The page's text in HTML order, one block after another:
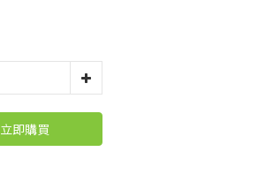
立即購買